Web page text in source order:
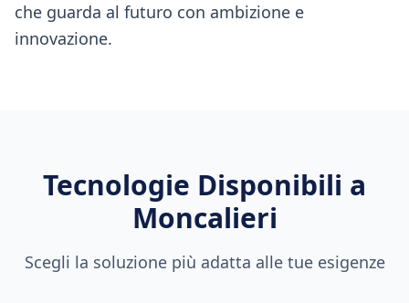
che guarda al futuro con ambizione e
innovazione.
Tecnologie Disponibili a
Moncalieri
Scegli la soluzione più adatta alle tue esigenze